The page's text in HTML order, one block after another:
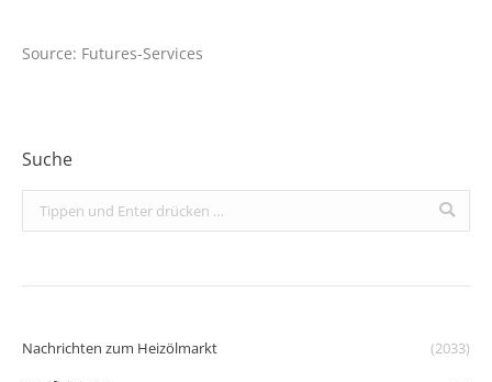
Source: Futures-Services
Suche
Search:
Nachrichten zum Heizölmarkt
(2033)